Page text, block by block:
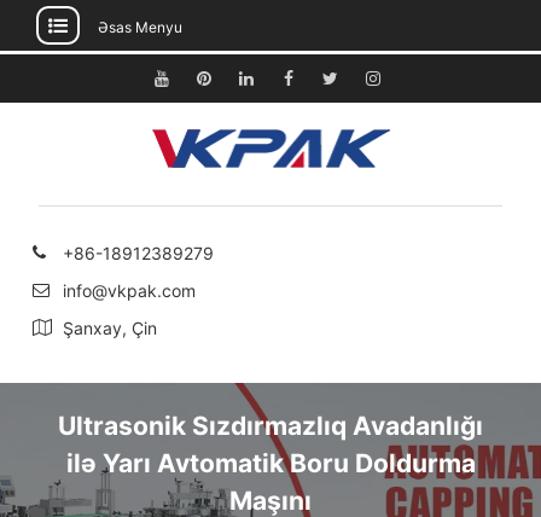
keçin
Əsas Menyu
YoutubePinterestLinkedinFacebook
TwitterInstagram
+86-18912389279
info@vkpak.com
Şanxay, Çin
Ultrasonik Sızdırmazlıq Avadanlığı
ilə Yarı Avtomatik Boru Doldurma
Maşını